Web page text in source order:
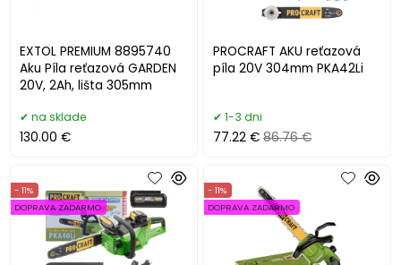
EXTOL PREMIUM 8895740
Aku Píla reťazová GARDEN
20V, 2Ah, lišta 305mm
na sklade
130.00 €
PROCRAFT AKU reťazová
píla 20V 304mm PKA42Li
1-3 dni
77.22 € 86.76 €
- 11%
DOPRAVA ZADARMO
- 11%
DOPRAVA ZADARMO